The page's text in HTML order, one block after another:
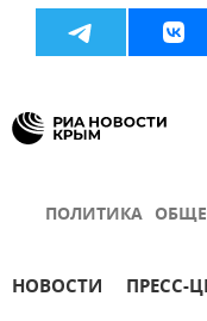
ПОЛИТИКА
НОВОСТИ ПРЕСС-